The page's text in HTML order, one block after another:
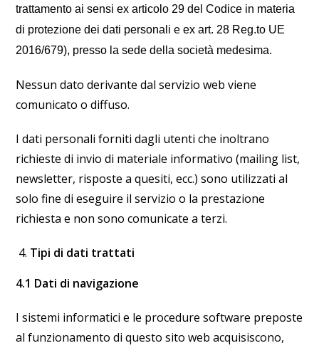
trattamento ai sensi ex articolo 29 del Codice in materia
di protezione dei dati personali eex art. 28 Reg.to UE
2016/679), presso la sede della società medesima.
Nessun dato derivante dal servizio web viene
comunicato o diffuso.
I dati personali forniti dagli utenti che inoltrano
richieste di invio di materiale informativo (mailing list,
newsletter, risposte a quesiti, ecc.) sono utilizzati al
solo fine di eseguire il servizio o la prestazione
richiesta e non sono comunicate a terzi.
Tipi di dati trattati
4.1 Dati di navigazione
I sistemi informatici e le procedure software preposte
al funzionamento di questo sito web acquisiscono,